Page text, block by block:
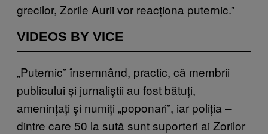
grecilor, Zorile Aurii vor reacționa puternic.”
VIDEOS BY VICE
„Puternic” însemnând, practic, că membrii
publicului și jurnaliștii au fost bătuți,
amenințați și numiți „poponari”, iar poliția –
dintre care 50 la sută sunt suporteri ai Zorilor